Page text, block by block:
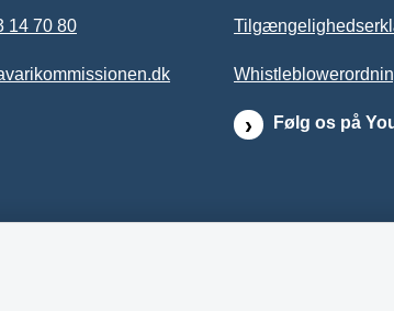
14 70 80
Følg os på